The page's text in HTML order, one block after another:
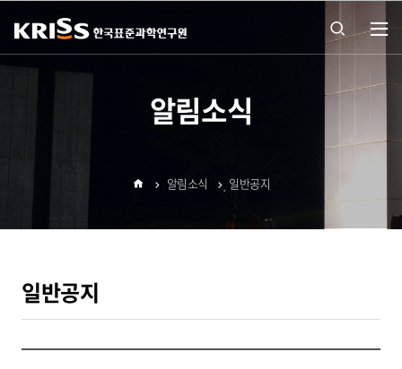
열기
알림소식
일반공지
알림소식 일반공지